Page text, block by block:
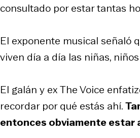
consultado por estar tantas
El exponente musical señaló
viven día a día las niñas,
El galán y exThe Voice
recordar por qué estás ahí.
entonces obviamente estar